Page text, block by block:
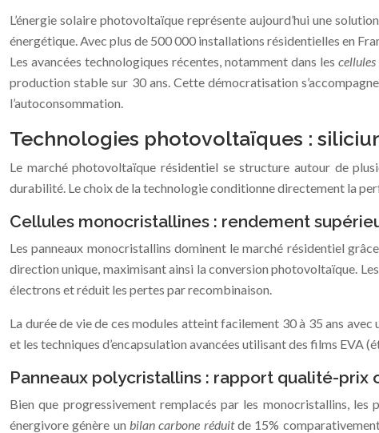
L’énergie solaire photovoltaïque représente aujourd’hui une
énergétique. Avec plus de 500 000 installations résidentielles en
Les avancées technologiques récentes, notamment dans les
production stable sur 30 ans. Cette démocratisation
l’autoconsommation.
Technologies photovoltaïques :
Le marché photovoltaïque résidentiel se structure autour de
durabilité. Le choix de la technologie conditionne directement la
Cellules monocristallines : rendement
Les panneaux monocristallins dominent le marché résidentiel
direction unique, maximisant ainsi la conversion photovoltaïque.
électrons et réduit les pertes par recombinaison.
La durée de vie de ces modules atteint facilement 30 à 35 ans avec
et les techniques d’encapsulation avancées utilisant des films EVA
Panneaux polycristallins : rapport qualité-
Bien que progressivement remplacés par les monocristallins,
énergivore génère un bilan carbone réduitde 15%